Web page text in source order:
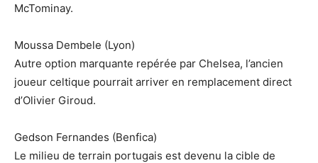
McTominay.
Moussa Dembele (Lyon)
Autre option marquante repérée par Chelsea, l’ancien
joueur celtique pourrait arriver en remplacement direct
d’Olivier Giroud.
Gedson Fernandes (Benfica)
Le milieu de terrain portugais est devenu la cible de